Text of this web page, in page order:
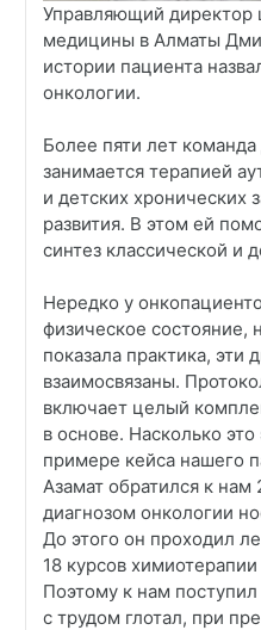
Управляющий директор
медицины в Алматы
истории пациента
онкологии.
Более пяти лет
занимается терапией
и детских хронических
развития. В этом ей
синтез классической и
Нередко у
физическое состояние,
показала практика, эти
взаимосвязаны.
включает целый
в основе. Насколько
примере кейса нашего
Азамат обратился к нам
диагнозом онкологии
До этого он проходил
18 курсов
Поэтому к нам
с трудом глотал, при